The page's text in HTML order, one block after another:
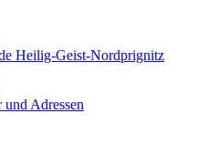
Heilig-Geist-Nordprignitz
und Adressen